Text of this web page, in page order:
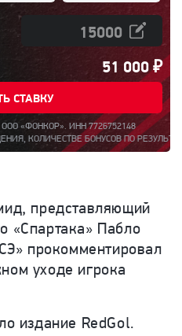
51 000₽
СТАВКУ
ООО «ФОНКОР». ИНН 7726752148
БОНУСОВ ПО РЕЗУЛЬТАТАМ
представляющий
«Спартака» Пабло
прокомментировал
уходе игрока
издание RedGol.